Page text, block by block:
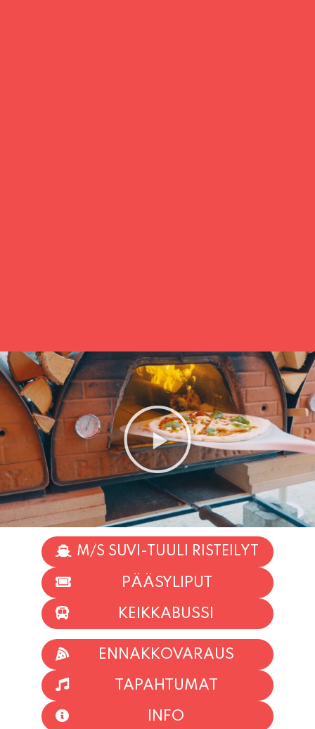
M/S SUVI-TUULI RISTEILYT
PÄÄSYLIPUT
KEIKKABUSSI
ENNAKKOVARAUS
TAPAHTUMAT
INFO